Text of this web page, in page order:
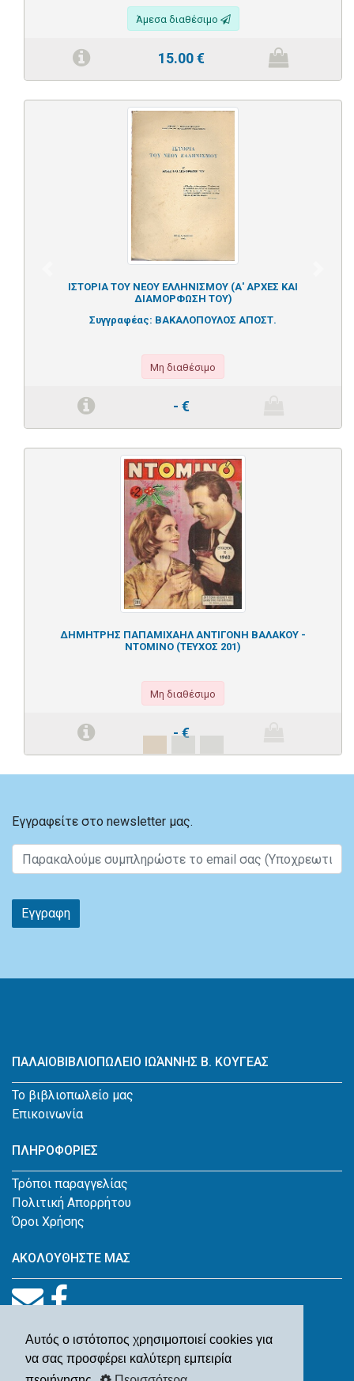
Αυτός ο ιστότοπος χρησιμοποιεί cookies για
να σας προσφέρει καλύτερη εμπειρία
Άμεσα διαθέσιμο
15.00€
ΙΣΤΟΡΙΑ ΤΟΥ ΝΕΟΥ ΕΛΛΗΝΙΣΜΟΥ (Α' ΑΡΧΕΣ ΚΑΙ
ΔΙΑΜΟΡΦΩΣΗ ΤΟΥ)
Συγγραφέας: ΒΑΚΑΛΟΠΟΥΛΟΣ ΑΠΟΣΤ.
Μη διαθέσιμο
- €
ΔΗΜΗΤΡΗΣ ΠΑΠΑΜΙΧΑΗΛ ΑΝΤΙΓΟΝΗ ΒΑΛΑΚΟΥ -
ΝΤΟΜΙΝΟ (ΤΕΥΧΟΣ 201)
Μη διαθέσιμο
- €
Εγγραφείτε στο newsletter μας.
Εγγραφη
ΠΑΛΑΙΟΒΙΒΛΙΟΠΩΛΕΙΟ ΙΩΆΝΝΗΣ Β. ΚΟΥΓΕΑΣ
Το βιβλιοπωλείο μας
Επικοινωνία
ΠΛΗΡΟΦΟΡΙΕΣ
Τρόποι παραγγελίας
Πολιτική Απορρήτου
Όροι Χρήσης
ΑΚΟΛΟΥΘΗΣΤΕ ΜΑΣ